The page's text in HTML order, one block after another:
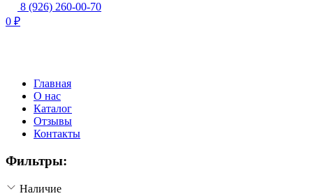
8 (926) 260-00-70
0 ₽
Главная
О нас
Каталог
Отзывы
Контакты
Фильтры:
Наличие